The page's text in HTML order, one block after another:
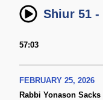
57:03
FEBRUARY 25, 2026
Rabbi Yonason Sacks